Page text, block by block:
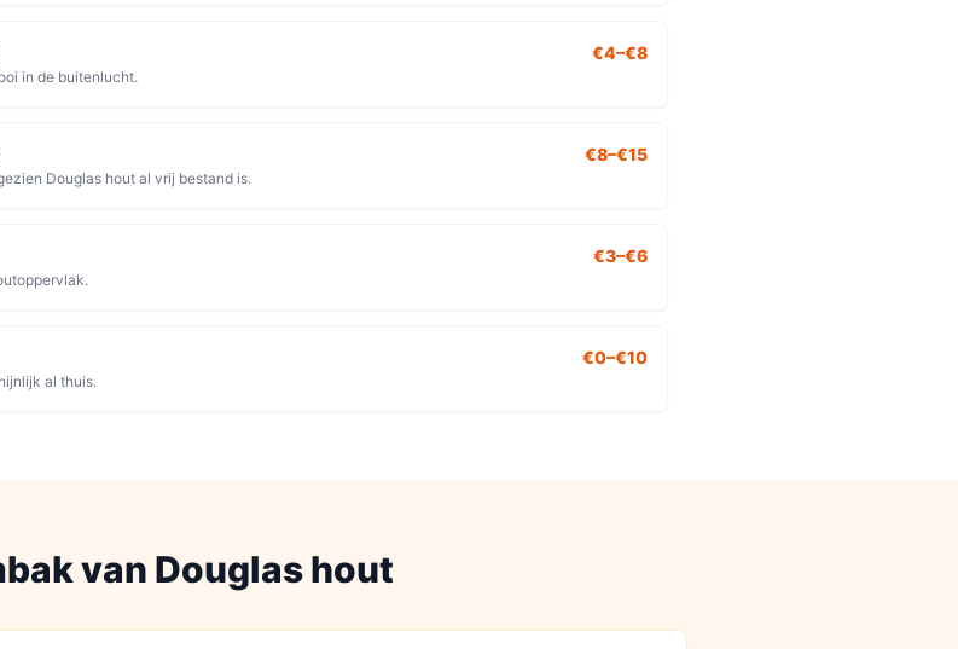
in de buitenlucht.
€4–€8
Douglas hout al vrij bestand is.
€8–€15
€3–€6
al thuis.
€0–€10
van Douglas hout